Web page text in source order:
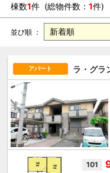
棟数1件 (総物件数： 1件)
並び順 ：
アパート ラ・グラ
101